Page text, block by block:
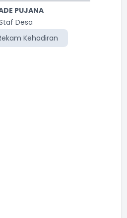
PUJANA
Desa
Kehadiran